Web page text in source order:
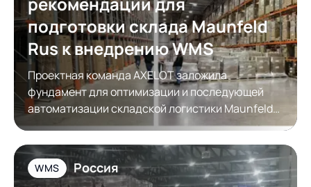
подготовки склада Maunfeld
Rus к внедрению WMS
Проектная команда AXELOT заложила
фундамент для оптимизации и последующей
автоматизации складской логистики Maunfeld
Rus
WMS Россия